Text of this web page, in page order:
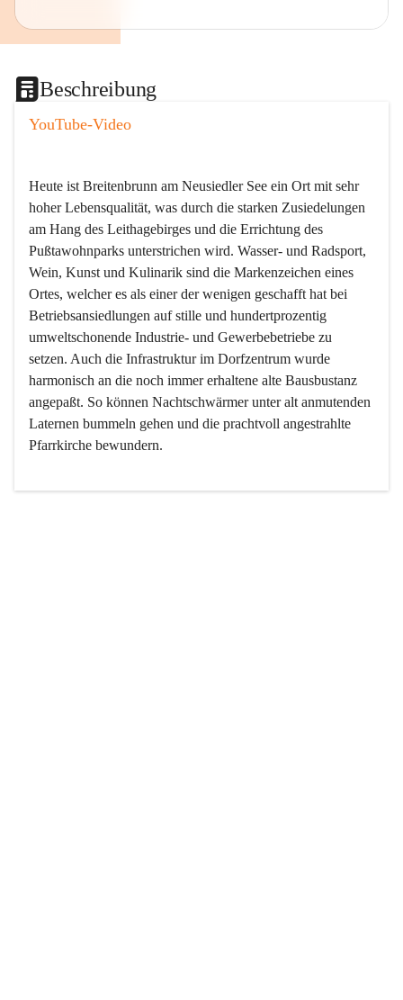
Beschreibung
YouTube-Video
Heute ist Breitenbrunn am Neusiedler See ein Ort mit sehr
hoher Lebensqualität, was durch die starken Zusiedelungen
am Hang des Leithagebirges und die Errichtung des
Pußtawohnparks unterstrichen wird. Wasser- und Radsport,
Wein, Kunst und Kulinarik sind die Markenzeichen eines
Ortes, welcher es als einer der wenigen geschafft hat bei
Betriebsansiedlungen auf stille und hundertprozentig
umweltschonende Industrie- und Gewerbebetriebe zu
setzen. Auch die Infrastruktur im Dorfzentrum wurde
harmonisch an die noch immer erhaltene alte Bausbustanz
angepaßt. So können Nachtschwärmer unter alt anmutenden
Laternen bummeln gehen und die prachtvoll angestrahlte
Pfarrkirche bewundern.
Der Weinbau dominert heute nicht mehr, ist aber integrativer